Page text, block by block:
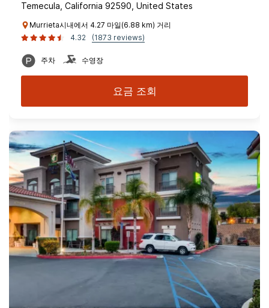
Temecula, California 92590, United States
Murrieta시내에서 4.27 마일(6.88 km) 거리
4.32
(1873 reviews)
주차 수영장
요금 조회